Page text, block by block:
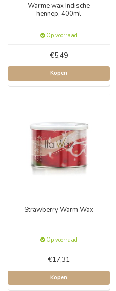
Warme wax Indische
hennep, 400ml
Op voorraad
€5,49
Kopen
Strawberry Warm Wax
Op voorraad
€17,31
Kopen